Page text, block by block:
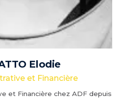
Elodie
et Financière
et Financière chez ADF depuis